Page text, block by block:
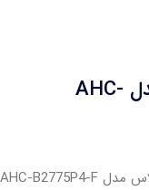
دوربین 2 مگاپیکسل کیوپلاس مدل AHC-